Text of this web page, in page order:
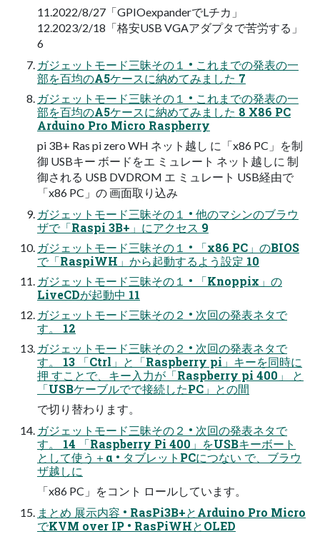
11.2022/8/27「GPIOexpanderでLチカ」
12.2023/2/18「格安USB VGAアダプタで苦労する」
6
ガジェットモード三昧その１ • これまでの発表の一
部を百均のA5ケースに納めてみました 7
ガジェットモード三昧その１ • これまでの発表の一
部を百均のA5ケースに納めてみました 8 X86 PC
Arduino Pro Micro Raspberry
pi 3B+ Ras pi zero WH ネット越し に「x86 PC」を制
御 USBキー ボードをエ ミュレート ネット越しに 制
御される USB DVDROM エ ミュレート USB経由で
「x86 PC」の 画面取り込み
ガジェットモード三昧その１ • 他のマシンのブラウ
ザで「Raspi 3B+」にアクセス 9
ガジェットモード三昧その１ • 「x86 PC」のBIOS
で「RaspiWH」から起動するよう設定 10
ガジェットモード三昧その１ • 「Knoppix」の
LiveCDが起動中 11
ガジェットモード三昧その２ • 次回の発表ネタで
す。 12
ガジェットモード三昧その２ • 次回の発表ネタで
す。 13 「Ctrl」と「Raspberry pi」キーを同時に
押 すことで、キー入力が「Raspberry pi 400」 と
「USBケーブルでで接続したPC」との間
で切り替わります。
ガジェットモード三昧その２ • 次回の発表ネタで
す。 14 「Raspberry Pi 400」をUSBキーボート
として使う＋α • タブレットPCにつない で、ブラウ
ザ越しに
「x86 PC」をコント ロールしています。
まとめ 展示内容 • RasPi3B+とArduino Pro Micro
でKVM over IP • RasPiWHとOLED